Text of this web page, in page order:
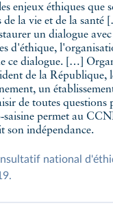
enjeux éthiques que
de la vie et de la
un dialogue avec
d'éthique,
ce dialogue. […]
de la République,
un
de toutes questions
permet au
son indépendance.
national